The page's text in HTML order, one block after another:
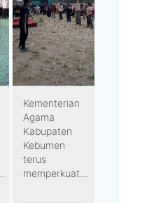
Kementerian
Agama
Kabupaten
Kebumen
terus
memperkuat...